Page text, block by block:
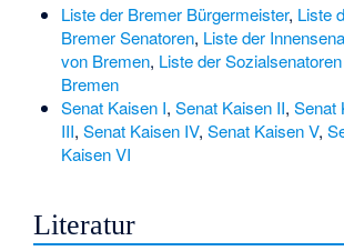
Liste der Bremer Bürgermeister, Liste
Bremer Senatoren, Liste der
von Bremen, Liste der
Bremen
Senat Kaisen I, Senat Kaisen II, Senat
III, Senat Kaisen IV, Senat Kaisen V,
Kaisen VI
Literatur